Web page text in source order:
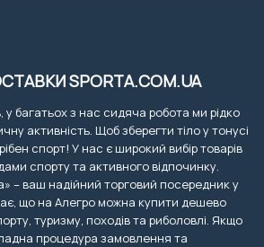
SPORTA.COM.UA
у багатьох з нас сидяча робота ми рідко
активність. Щоб зберегти тіло у тонусі
спорт! У нас є широкий вибір товарів
спорту та активного відпочинку.
– ваш надійний торговий посередник у
що на Алегро можна купити дешево
туризму, походів та риболовлі. Якщо
процедура замовлення та